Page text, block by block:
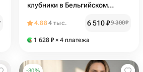
клубники в Бельгийском
2049
4.884 тыс. 6 510₽9 300₽
1 628 ₽ × 4 платежа